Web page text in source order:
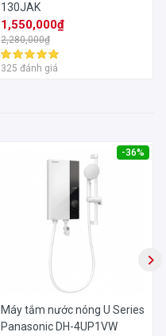
130JAK
1,550,000₫
2,280,000₫
325 đánh giá
-36%
Máy tắm nước nóng U Series
Panasonic DH-4UP1VW